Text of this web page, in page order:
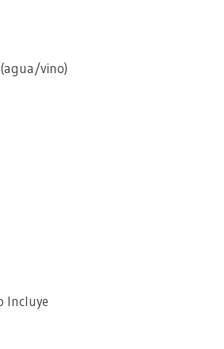
vino)
Incluye